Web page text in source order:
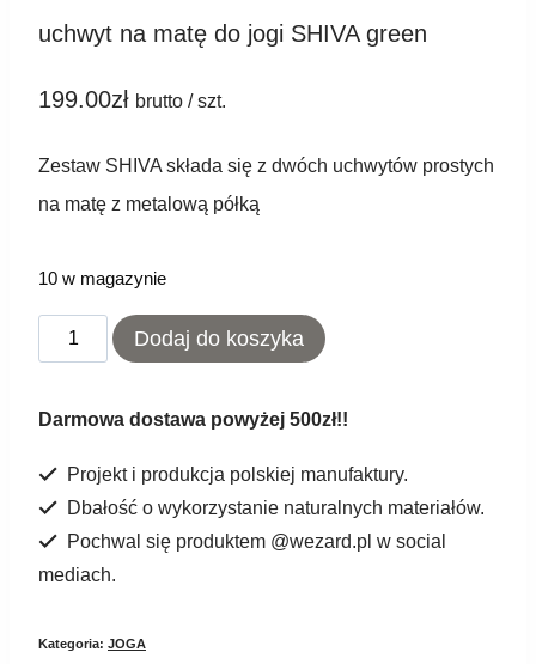
uchwyt na matę do jogi SHIVA green
199.00zł brutto / szt.
Zestaw SHIVA składa się z dwóch uchwytów prostych
na matę z metalową półką
10 w magazynie
ilość
na
do
Dodaj do koszyka
Darmowa dostawa powyżej 500zł!!
Projekt i produkcja polskiej manufaktury.
Dbałość o wykorzystanie naturalnych materiałów.
Pochwal się produktem @wezard.pl w social
mediach.
Kategoria: JOGA